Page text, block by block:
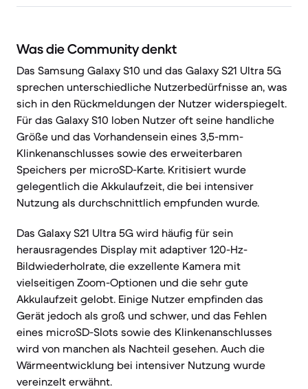
Was die Community denkt
Das Samsung Galaxy S10 und das Galaxy S21 Ultra 5G
sprechen unterschiedliche Nutzerbedürfnisse an, was
sich in den Rückmeldungen der Nutzer widerspiegelt.
Für das Galaxy S10 loben Nutzer oft seine handliche
Größe und das Vorhandensein eines 3,5-mm-
Klinkenanschlusses sowie des erweiterbaren
Speichers per microSD-Karte. Kritisiert wurde
gelegentlich die Akkulaufzeit, die bei intensiver
Nutzung als durchschnittlich empfunden wurde.
Das Galaxy S21 Ultra 5G wird häufig für sein
herausragendes Display mit adaptiver 120-Hz-
Bildwiederholrate, die exzellente Kamera mit
vielseitigen Zoom-Optionen und die sehr gute
Akkulaufzeit gelobt. Einige Nutzer empfinden das
Gerät jedoch als groß und schwer, und das Fehlen
eines microSD-Slots sowie des Klinkenanschlusses
wird von manchen als Nachteil gesehen. Auch die
Wärmeentwicklung bei intensiver Nutzung wurde
vereinzelt erwähnt.